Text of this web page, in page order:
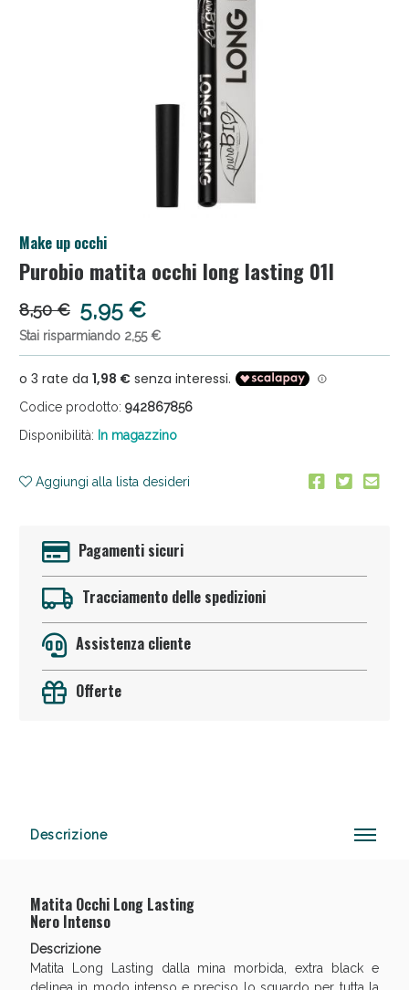
Make up occhi
Purobio matita occhi long lasting 01l
8,50 € 5,95 €
Stai risparmiando 2,55 €
Codice prodotto: 942867856
Disponibilità: In magazzino
Aggiungi alla lista desideri
Pagamenti sicuri
Tracciamento delle spedizioni
Assistenza cliente
Offerte
Descrizione
Matita Occhi Long Lasting
Nero Intenso
Descrizione
Matita Long Lasting dalla mina morbida, extra black e
Salini e Multivitaminici: oggi Sconto extra fino al
Anticellulite e Fanghi: Sconto fino al 40% valido
oggi!
oggi!